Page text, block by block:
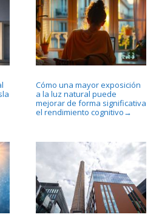
Cómo una mayor exposición
a la luz natural puede
mejorar de forma significativa
el rendimiento cognitivo →